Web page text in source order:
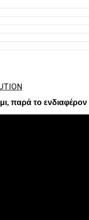
παρά το ενδιαφέρον